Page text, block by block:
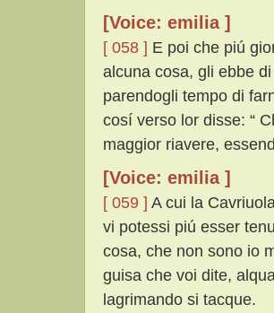
[Voice: emilia ]
[ 058 ] E poi che piú
alcuna cosa, gli ebbe
parendogli tempo di
cosí verso lor disse: “
maggior riavere,
[Voice: emilia ]
[ 059 ] A cui la
vi potessi piú esser
cosa, che non sono io
guisa che voi dite,
lagrimando si tacque.